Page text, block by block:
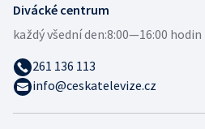
Divácké centrum
každý všední den:8:00—16:00 hodin
261 136 113
info@ceskatelevize.cz